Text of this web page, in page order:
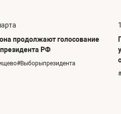
продолжают голосование
РФ